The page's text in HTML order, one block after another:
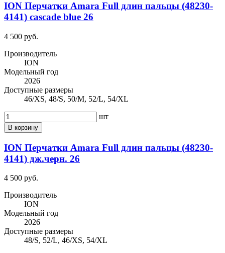
ION Перчатки Amara Full длин пальцы (48230-
4141) cascade blue 26
4 500 руб.
Производитель
ION
Модельный год
2026
Доступные размеры
46/XS, 48/S, 50/M, 52/L, 54/XL
шт
В корзину
ION Перчатки Amara Full длин пальцы (48230-
4141) дж.черн. 26
4 500 руб.
Производитель
ION
Модельный год
2026
Доступные размеры
48/S, 52/L, 46/XS, 54/XL